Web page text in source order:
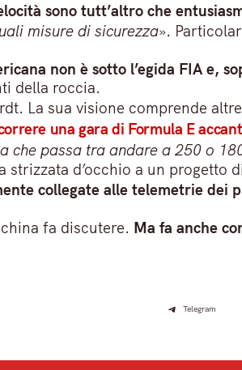
sono tutt’altro che
misure di sicurezza».
non è sotto l’egida FIA e,
della roccia.
La sua visione comprende
una gara di Formula E
che passa tra andare a 250 o
strizzata d’occhio a un progetto
collegate alle telemetrie dei
fa discutere. Ma fa anche
Telegram